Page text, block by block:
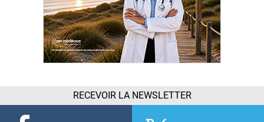
RECEVOIR LA NEWSLETTER